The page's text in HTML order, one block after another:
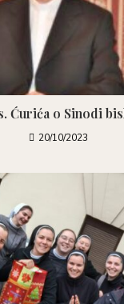
Ćurića o Sinodi
20/10/2023